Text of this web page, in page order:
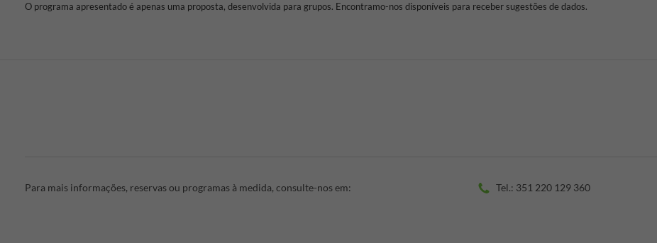
O programa apresentado é apenas uma proposta, desenvolvida para grupos. Encontramo-nos disponíveis para receber sugestões de dados.
Para mais informações, reservas ou programas à medida, consulte-nos em: Tel.: 351 220 129 360